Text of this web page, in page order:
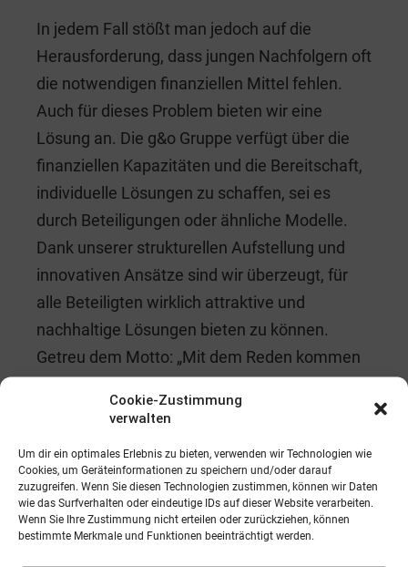
Cookie-Zustimmung
verwalten
Um dir ein optimales Erlebnis zu bieten, verwenden wir Technologien wie
Cookies, um Geräteinformationen zu speichern und/oder darauf
zuzugreifen. Wenn Sie diesen Technologien zustimmen, können wir Daten
wie das Surfverhalten oder eindeutige IDs auf dieser Website verarbeiten.
Wenn Sie Ihre Zustimmung nicht erteilen oder zurückziehen, können
bestimmte Merkmale und Funktionen beeinträchtigt werden.
In jedem Fall stößt man jedoch auf die
Herausforderung, dass jungen Nachfolgern oft
die notwendigen finanziellen Mittel fehlen.
Auch für dieses Problem bieten wir eine
Lösung an. Die g&o Gruppe verfügt über die
finanziellen Kapazitäten und die Bereitschaft,
individuelle Lösungen zu schaffen, sei es
durch Beteiligungen oder ähnliche Modelle.
Dank unserer strukturellen Aufstellung und
innovativen Ansätze sind wir überzeugt, für
alle Beteiligten wirklich attraktive und
nachhaltige Lösungen bieten zu können.
Getreu dem Motto: „Mit dem Reden kommen
dass durch offene Kommunikation und
Herausforderung gefunden werden können.
Lesen Sie mehr dazu in der nächsten
risControl Print Ausgabe.